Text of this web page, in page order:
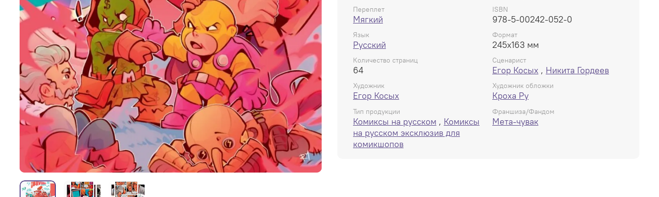
Переплет
Мягкий
ISBN
978-5-00242-052-0
Язык
Русский
Формат
245x163 мм
Количество страниц
64
Сценарист
Егор Косых , Никита Гордеев
Художник
Егор Косых
Художник обложки
Кроха Ру
Тип продукции
Комиксы на русском , Комиксы
на русском эксклюзив для
комикшопов
Франшиза/Фандом
Мета-чувак